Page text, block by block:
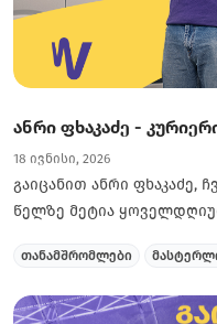
ანრი ფხაკაძე -
18 ივნისი, 2026
გაიცანით ანრი ფხაკაძე,
წელზე მეტია
თანამშრომლები